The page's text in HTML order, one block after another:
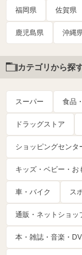
福岡県 佐賀県
鹿児島県 沖縄
カテゴリから探
スーパー 食品
ドラッグストア
ショッピングセンタ
キッズ・ベビー・お
車・バイク ス
通販・ネットショッ
本・雑誌・音楽・